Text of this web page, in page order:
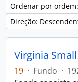
Ordenar por
Direção:
Virginia
19 · Fundo ·